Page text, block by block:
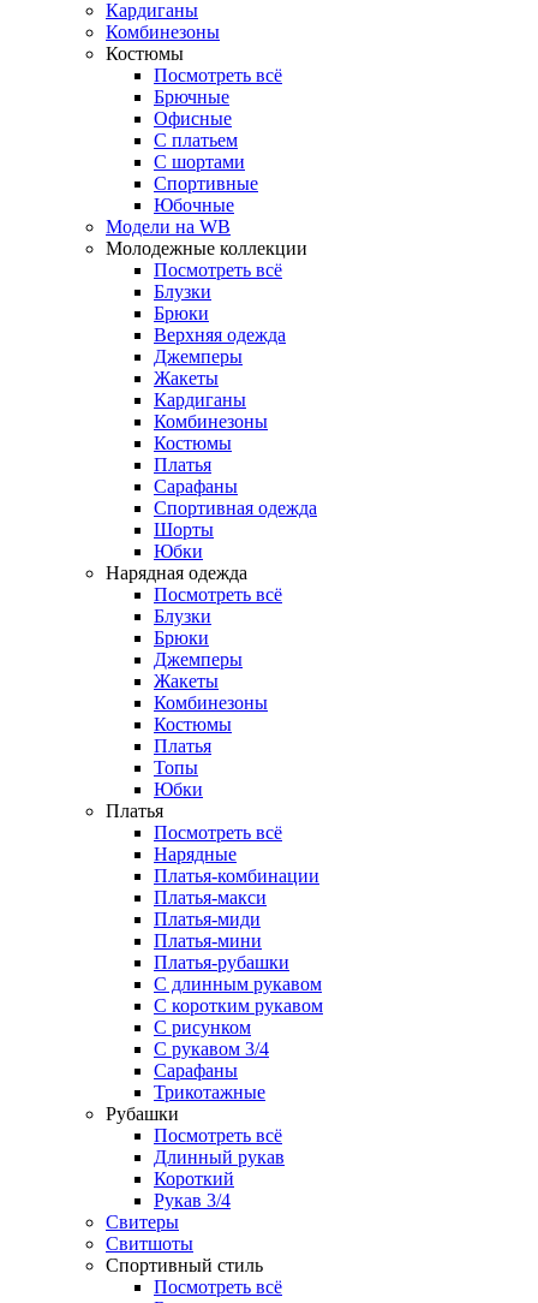
Кардиганы
Комбинезоны
Костюмы
Посмотреть всё
Брючные
Офисные
С платьем
С шортами
Спортивные
Юбочные
Модели на WB
Молодежные коллекции
Посмотреть всё
Блузки
Брюки
Верхняя одежда
Джемперы
Жакеты
Кардиганы
Комбинезоны
Костюмы
Платья
Сарафаны
Спортивная одежда
Шорты
Юбки
Нарядная одежда
Посмотреть всё
Блузки
Брюки
Джемперы
Жакеты
Комбинезоны
Костюмы
Платья
Топы
Юбки
Платья
Посмотреть всё
Нарядные
Платья-комбинации
Платья-макси
Платья-миди
Платья-мини
Платья-рубашки
С длинным рукавом
С коротким рукавом
С рисунком
С рукавом 3/4
Сарафаны
Трикотажные
Рубашки
Посмотреть всё
Длинный рукав
Короткий
Рукав 3/4
Свитеры
Свитшоты
Спортивный стиль
Посмотреть всё